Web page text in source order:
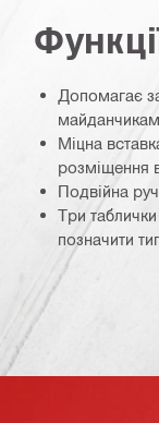
Допомагає
Міцна
розміщення
Подвійна
Три
позначити